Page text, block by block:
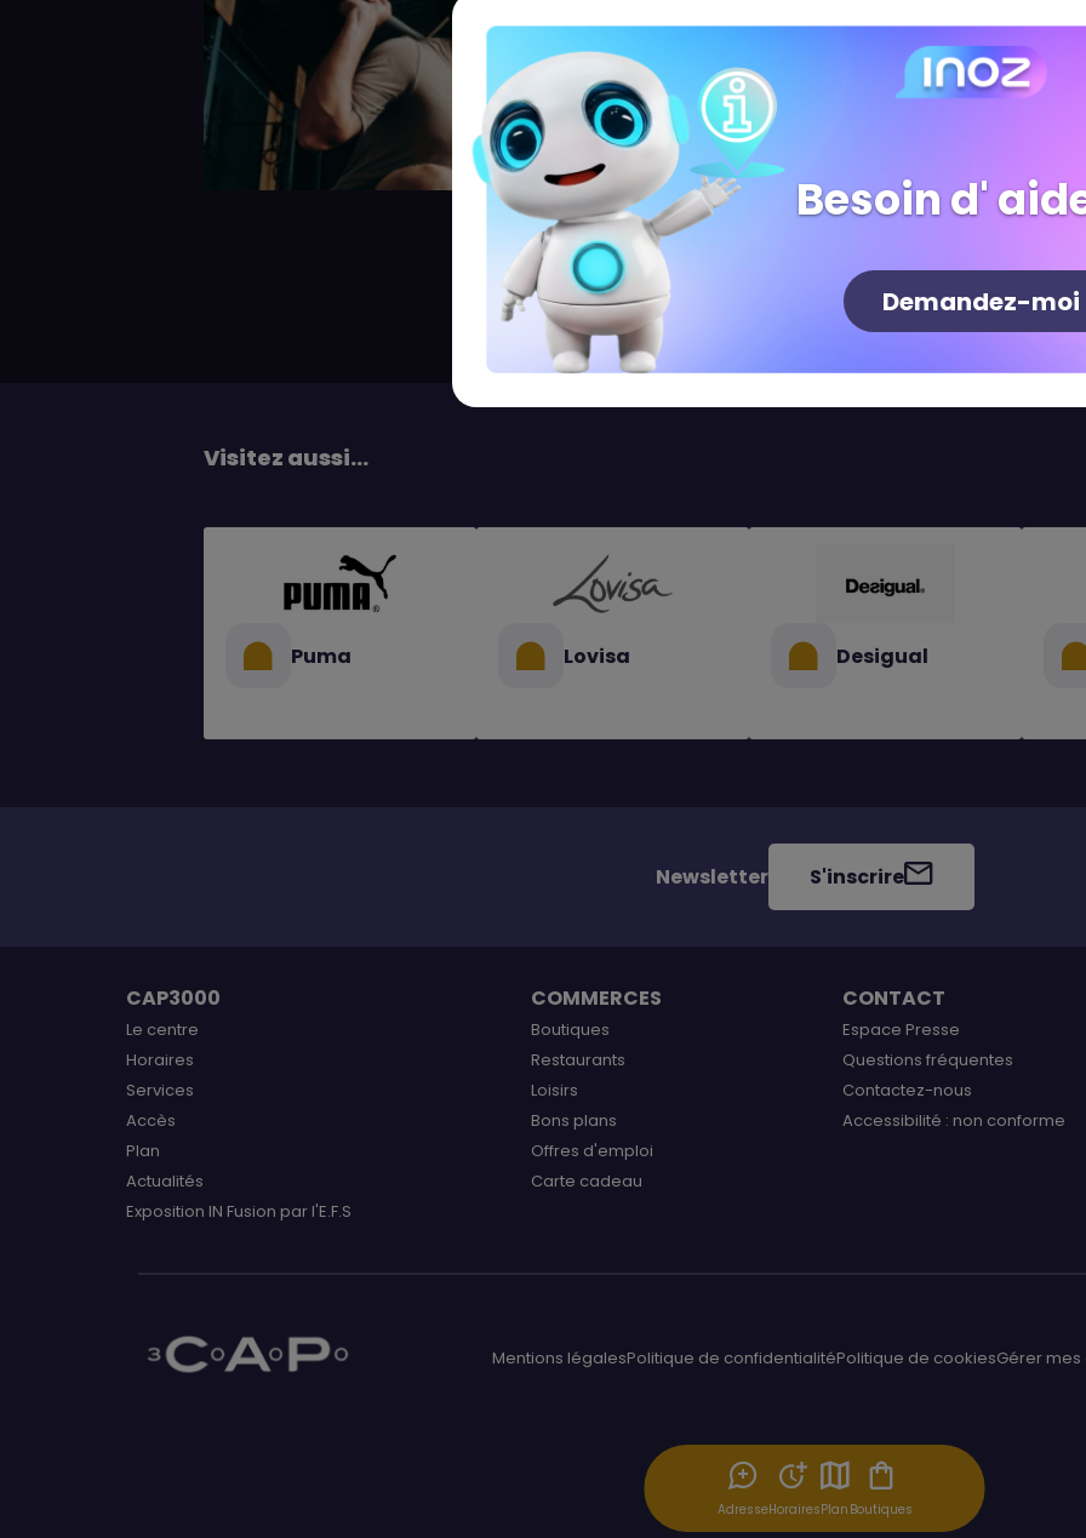
AdresseHorairesPlan Boutiques
Visitez aussi...
Puma Lovisa Desigual
Newsletter S'inscrire
CAP3000
Le centre
Horaires
Services
Accès
Plan
Actualités
Exposition IN Fusion par l'E.F.S
COMMERCES
Boutiques
Restaurants
Loisirs
Bons plans
Offres d'emploi
Carte cadeau
CONTACT
Espace Presse
Questions fréquentes
Contactez-nous
Accessibilité : non conforme
Mentions légalesPolitique de confidentialitéPolitique de cookiesGérer
Besoin d'
Demandez-moi